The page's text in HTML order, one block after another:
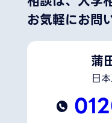
お気軽にお問
蒲
日